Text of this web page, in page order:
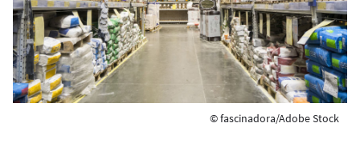
© fascinadora/Adobe Stock